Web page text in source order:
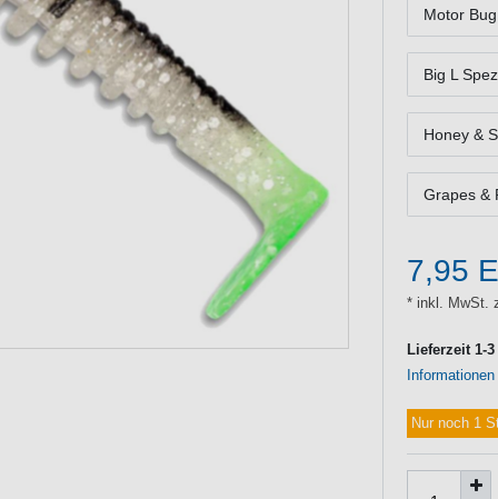
Motor Bug
Big L
Honey &
Grapes &
7,95
* inkl. MwSt.
Lieferzeit 1-
Nur noch 1